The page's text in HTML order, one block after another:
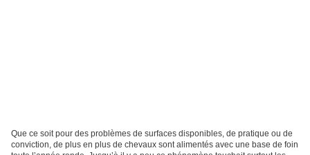
Que ce soit pour des problèmes de surfaces disponibles, de pratique ou de
conviction, de plus en plus de chevaux sont alimentés avec une base de foin